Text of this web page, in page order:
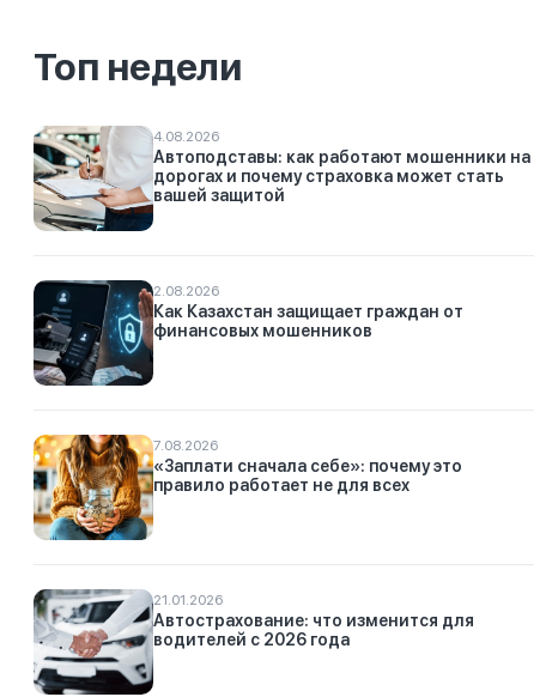
Топ недели
4.08.2026
Автоподставы: как работают мошенники на
дорогах и почему страховка может стать
вашей защитой
2.08.2026
Как Казахстан защищает граждан от
финансовых мошенников
7.08.2026
«Заплати сначала себе»: почему это
правило работает не для всех
21.01.2026
Автострахование: что изменится для
водителей с 2026 года